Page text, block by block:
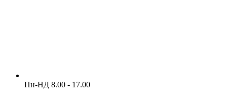
Пн-НД 8.00 - 17.00